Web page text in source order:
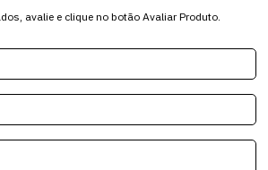
avalie e clique no botão Avaliar Produto.